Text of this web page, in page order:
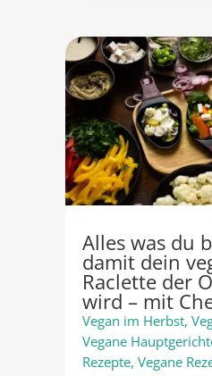
Alles was du
damit dein
Raclette der
wird – mit
Vegan im Herbst,
Vegane
Rezepte, Vegane